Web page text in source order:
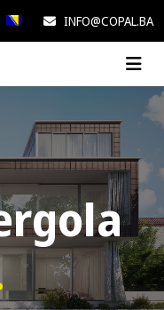
INFO@COPAL.BA